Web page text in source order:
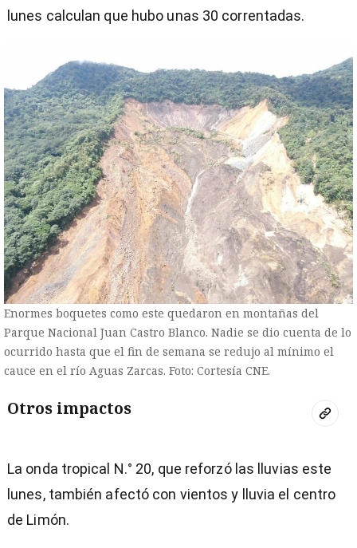
lunes calculan que hubo unas 30 correntadas.
Enormes boquetes como este quedaron en montañas del
Parque Nacional Juan Castro Blanco. Nadie se dio cuenta de lo
ocurrido hasta que el fin de semana se redujo al mínimo el
cauce en el río Aguas Zarcas. Foto: Cortesía CNE.
Otros impactos
La onda tropical N.° 20, que reforzó las lluvias este
lunes, también afectó con vientos y lluvia el centro
de Limón.